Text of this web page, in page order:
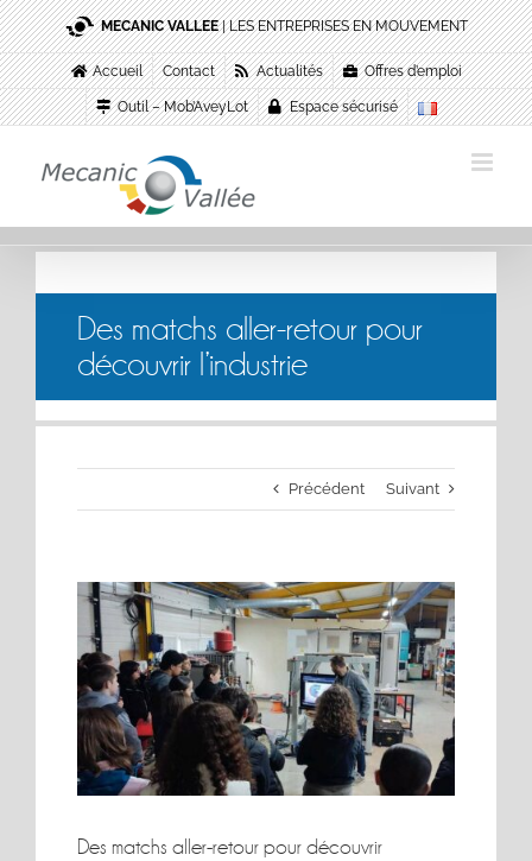
Passer
au
contenu
MECANIC VALLEE| LES ENTREPRISES EN MOUVEMENT
Accueil Contact Actualités Offres d’emploi
Outil – Mob’AveyLot Espace sécurisé
Des matchs aller-retour pour
découvrir l’industrie
Précédent Suivant
Voir
l'image
agrandie
Des matchs aller-retour pour découvrir